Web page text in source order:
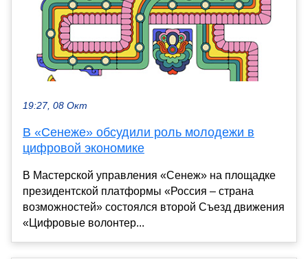
19:27, 08 Окт
В «Сенеже» обсудили роль молодежи в
цифровой экономике
В Мастерской управления «Сенеж» на площадке
президентской платформы «Россия – страна
возможностей» состоялся второй Съезд движения
«Цифровые волонтер...